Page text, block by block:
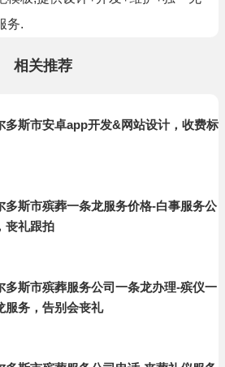
务.
相关推荐
多斯市安卓app开发&网站设计，收费标
多斯市殡葬一条龙服务价格-白事服务公
丧礼跟拍
多斯市殡葬服务公司一条龙办理-殡仪一
服务，告别会丧礼